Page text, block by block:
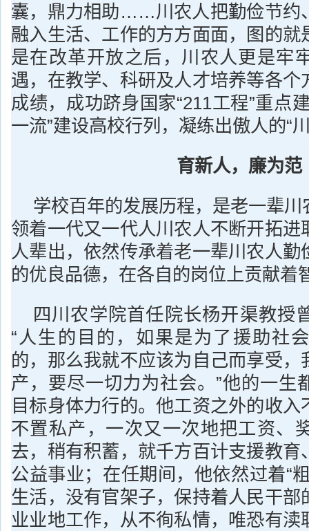
囊，鼎力相助……川农人把勤俭节约
融入生活、工作的方方面面，图的就
是在改革开放之后，川农人更是牢
遇，在教学、科研及人才培养等各个
成绩，成功跻身国家“211工程”重点
一流”建设高校行列，凝练出傲人的“
育新人，廉为范
学校百年的发展历程，是老一辈
领着一代又一代人川农人不断开拓进
人辈出，依然传承着老一辈川农人勤
的优良品德，在各自的岗位上贡献着
四川农学院首任院长杨开渠教授
“人生的目的，如果是为了援助社
的，那么我就不应该为自己而享受，
产，要尽一切力为社会。”他的一生
目标身体力行的。他工资之外的收
不置私产，一次又一次地把工资、
去，稍有积蓄，就千方百计支援教育
公益事业；在任期间，他依然过着“
生活，没有官架子，保持着人民干部
业业地工作，从不徇私情，唯恐有渎